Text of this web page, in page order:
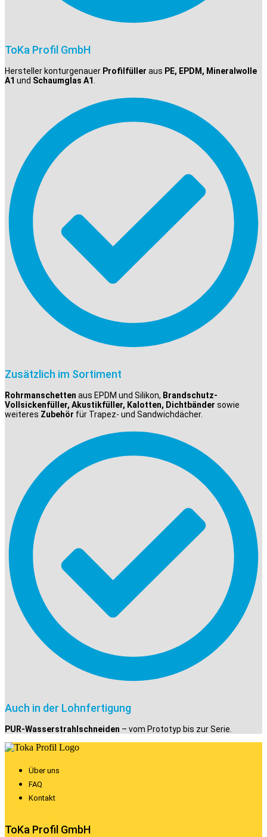
ToKa Profil GmbH
Hersteller konturgenauer Profilfüller aus PE, EPDM, Mineralwolle
A1 und Schaumglas A1.
Zusätzlich im Sortiment
Rohrmanschetten aus EPDM und Silikon, Brandschutz-
Vollsickenfüller, Akustikfüller, Kalotten, Dichtbänder sowie
weiteres Zubehör für Trapez- und Sandwichdächer.
Auch in der Lohnfertigung
PUR-Wasserstrahlschneiden – vom Prototyp bis zur Serie.
Über uns
FAQ
Kontakt
ToKa Profil GmbH